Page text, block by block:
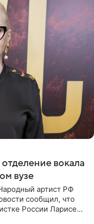
вокала
вузе
артист РФ
сообщил, что
России Ларисе